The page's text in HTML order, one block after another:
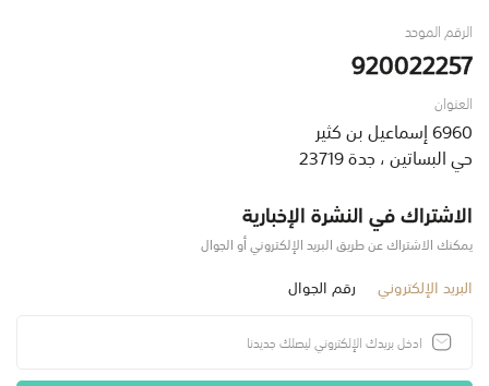
الرقم الموحد
920022257
العنوان
6960 إسماعيل بن كثير
حي البساتين ، جدة 23719
الاشتراك في النشرة الإخبارية
يمكنك الاشتراك عن طريق البريد الإلكتروني أو الجوال
البريد الإلكتروني رقم الجوال